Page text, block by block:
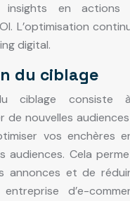
insights en actions
L’optimisation
digital.
du ciblage
du ciblage consiste
de nouvelles
vos enchères
audiences. Cela
annonces et de
entreprise d’e-